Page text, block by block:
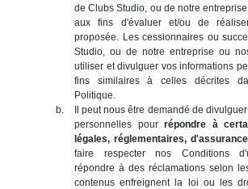
de Clubs Studio, ou de notre
aux fins d'évaluer et/ou de
proposée. Les cessionnaires ou
Studio, ou de notre entreprise ou
utiliser et divulguer vos informations
fins similaires à celles décrites
Politique.
Il peut nous être demandé de
personnelles pourrépondre à
légales, réglementaires,
faire respecter nos Conditions
répondre à des réclamations selon
contenus enfreignent la loi ou les